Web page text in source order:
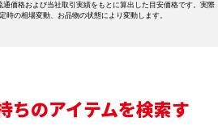
価格および当社取引実績をもとに算出した目安価格です。実際
時の相場変動、お品物の状態により変動します。
ちのアイテムを検索す